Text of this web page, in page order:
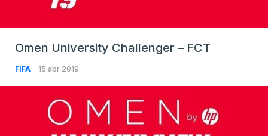
Omen University Challenger – FCT
FIFA 15 abr 2019